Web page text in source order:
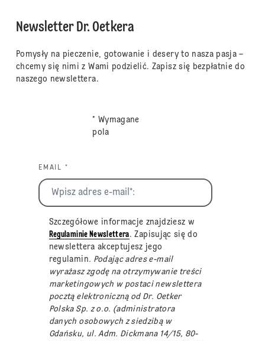
Newsletter Dr. Oetkera
Pomysły na pieczenie, gotowanie i desery to nasza pasja –
chcemy się nimi z Wami podzielić. Zapisz się bezpłatnie do
naszego newslettera.
* Wymagane
pola
EMAIL *
Szczegółowe informacje znajdziesz w
Regulaminie Newslettera. Zapisując się do
newslettera akceptujesz jego
regulamin. Podając adres e-mail
wyrażasz zgodę na otrzymywanie treści
marketingowych w postaci newslettera
pocztą elektroniczną od Dr. Oetker
Polska Sp. z o.o. (administratora
danych osobowych z siedzibą w
Gdańsku, ul. Adm. Dickmana 14/15, 80-